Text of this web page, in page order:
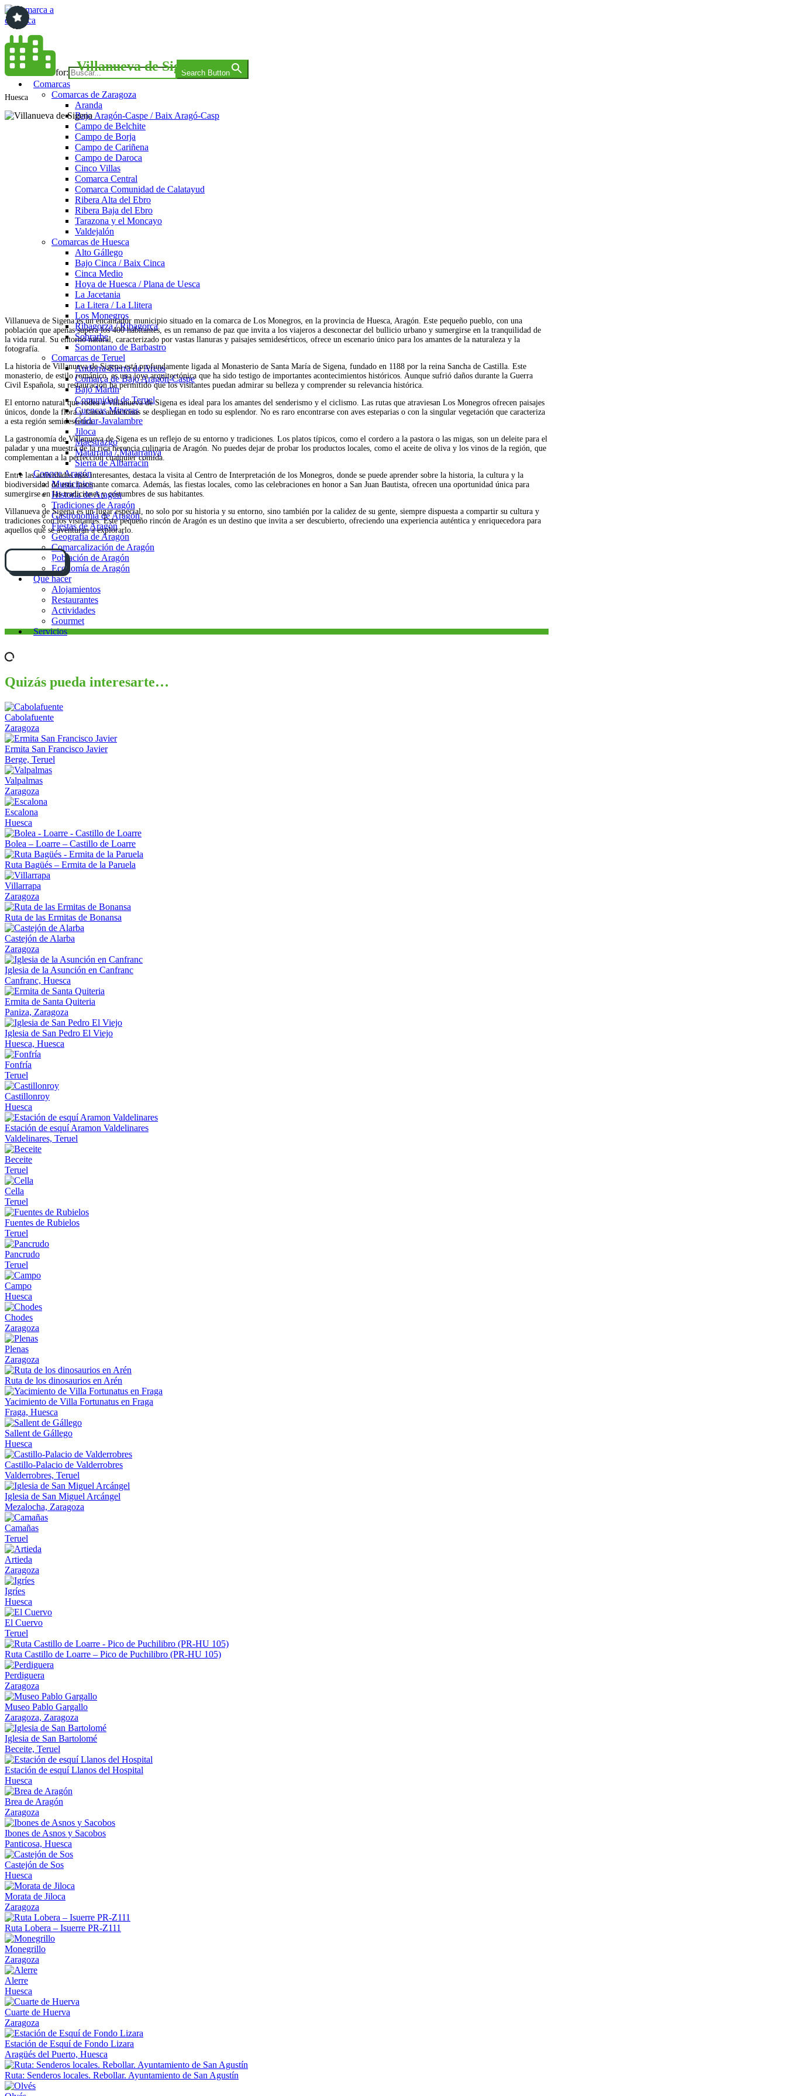
Saltar
al
contenido
Comarca a comarca
Search for: Search Button
Comarcas
Comarcas de Zaragoza
Aranda
Bajo Aragón-Caspe / Baix Aragó-Casp
Campo de Belchite
Campo de Borja
Campo de Cariñena
Campo de Daroca
Cinco Villas
Comarca Central
Comarca Comunidad de Calatayud
Ribera Alta del Ebro
Ribera Baja del Ebro
Tarazona y el Moncayo
Valdejalón
Comarcas de Huesca
Alto Gállego
Bajo Cinca / Baix Cinca
Cinca Medio
Hoya de Huesca / Plana de Uesca
La Jacetania
La Litera / La Llitera
Los Monegros
Ribagorza / Ribagorça
Sobrarbe
Somontano de Barbastro
Comarcas de Teruel
Andorra-Sierra de Arcos
Comarca de Bajo Aragón-Caspe
Bajo Martín
Comunidad de Teruel
Cuencas Mineras
Gúdar-Javalambre
Jiloca
Maestrazgo
Matarraña / Matarranya
Sierra de Albarracín
Conoce Aragón
Municipios
Historia de Aragón
Tradiciones de Aragón
Gastronomía de Aragón
Fiestas de Aragón
Geografía de Aragón
Comarcalización de Aragón
Población de Aragón
Economía de Aragón
Qué hacer
Alojamientos
Restaurantes
Actividades
Gourmet
Servicios
Villanueva de Sigena
Huesca
Villanueva de Sigena es un encantador municipio situado en la comarca de Los Monegros, en la provincia de Huesca, Aragón. Este pequeño pueblo, con una
población que apenas supera los 400 habitantes, es un remanso de paz que invita a los viajeros a desconectar del bullicio urbano y sumergirse en la tranquilidad de
la vida rural. Su entorno natural, caracterizado por vastas llanuras y paisajes semidesérticos, ofrece un escenario único para los amantes de la naturaleza y la
fotografía.
La historia de Villanueva de Sigena está profundamente ligada al Monasterio de Santa María de Sigena, fundado en 1188 por la reina Sancha de Castilla. Este
monasterio, de estilo románico, es una joya arquitectónica que ha sido testigo de importantes acontecimientos históricos. Aunque sufrió daños durante la Guerra
Civil Española, su restauración ha permitido que los visitantes puedan admirar su belleza y comprender su relevancia histórica.
El entorno natural que rodea a Villanueva de Sigena es ideal para los amantes del senderismo y el ciclismo. Las rutas que atraviesan Los Monegros ofrecen paisajes
únicos, donde la flora y fauna autóctonas se despliegan en todo su esplendor. No es raro encontrarse con aves esteparias o con la singular vegetación que caracteriza
a esta región semidesértica.
La gastronomía de Villanueva de Sigena es un reflejo de su entorno y tradiciones. Los platos típicos, como el cordero a la pastora o las migas, son un deleite para el
paladar y una muestra de la rica herencia culinaria de Aragón. No puedes dejar de probar los productos locales, como el aceite de oliva y los vinos de la región, que
complementan a la perfección cualquier comida.
Entre las actividades más interesantes, destaca la visita al Centro de Interpretación de los Monegros, donde se puede aprender sobre la historia, la cultura y la
biodiversidad de esta fascinante comarca. Además, las fiestas locales, como las celebraciones en honor a San Juan Bautista, ofrecen una oportunidad única para
sumergirse en las tradiciones y costumbres de sus habitantes.
Villanueva de Sigena es un lugar especial, no solo por su historia y su entorno, sino también por la calidez de su gente, siempre dispuesta a compartir su cultura y
tradiciones con los visitantes. Este pequeño rincón de Aragón es un destino que invita a ser descubierto, ofreciendo una experiencia auténtica y enriquecedora para
aquellos que se aventuran a explorarlo.
Cómo llegar
Quizás pueda interesarte…
Cabolafuente
Zaragoza
Ermita San Francisco Javier
Berge, Teruel
Valpalmas
Zaragoza
Escalona
Huesca
Bolea – Loarre – Castillo de Loarre
Ruta Bagüés – Ermita de la Paruela
Villarrapa
Zaragoza
Ruta de las Ermitas de Bonansa
Castejón de Alarba
Zaragoza
Iglesia de la Asunción en Canfranc
Canfranc, Huesca
Ermita de Santa Quiteria
Paniza, Zaragoza
Iglesia de San Pedro El Viejo
Huesca, Huesca
Fonfría
Teruel
Castillonroy
Huesca
Estación de esquí Aramon Valdelinares
Valdelinares, Teruel
Beceite
Teruel
Cella
Teruel
Fuentes de Rubielos
Teruel
Pancrudo
Teruel
Campo
Huesca
Chodes
Zaragoza
Plenas
Zaragoza
Ruta de los dinosaurios en Arén
Yacimiento de Villa Fortunatus en Fraga
Fraga, Huesca
Sallent de Gállego
Huesca
Castillo-Palacio de Valderrobres
Valderrobres, Teruel
Iglesia de San Miguel Arcángel
Mezalocha, Zaragoza
Camañas
Teruel
Artieda
Zaragoza
Igríes
Huesca
El Cuervo
Teruel
Ruta Castillo de Loarre – Pico de Puchilibro (PR-HU 105)
Perdiguera
Zaragoza
Museo Pablo Gargallo
Zaragoza, Zaragoza
Iglesia de San Bartolomé
Beceite, Teruel
Estación de esquí Llanos del Hospital
Huesca
Brea de Aragón
Zaragoza
Ibones de Asnos y Sacobos
Panticosa, Huesca
Castejón de Sos
Huesca
Morata de Jiloca
Zaragoza
Ruta Lobera – Isuerre PR-Z111
Monegrillo
Zaragoza
Alerre
Huesca
Cuarte de Huerva
Zaragoza
Estación de Esquí de Fondo Lizara
Aragüés del Puerto, Huesca
Ruta: Senderos locales. Rebollar. Ayuntamiento de San Agustín